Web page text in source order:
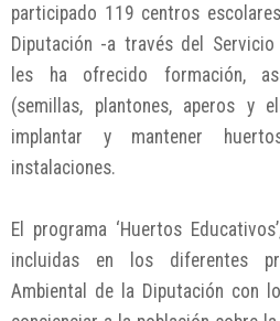
participado 119 centros
Diputación -a través del
les ha ofrecido formación,
(semillas, plantones, aperos y
implantar y mantener
instalaciones.
El programa ‘Huertos
incluidas en los diferentes
Ambiental de la Diputación con